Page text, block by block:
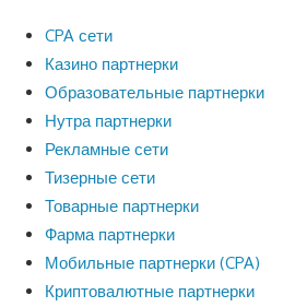
CPA сети
Казино партнерки
Образовательные партнерки
Нутра партнерки
Рекламные сети
Тизерные сети
Товарные партнерки
Фарма партнерки
Мобильные партнерки (CPA)
Криптовалютные партнерки